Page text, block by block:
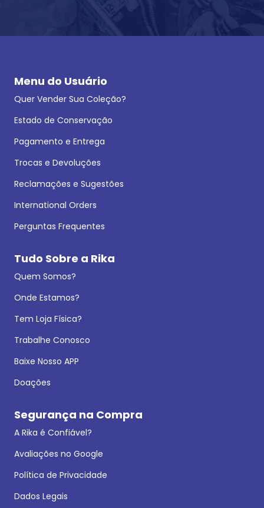
Menu do Usuário
Quer Vender Sua Coleção?
Estado de Conservação
Pagamento e Entrega
Trocas e Devoluções
Reclamações e Sugestões
International Orders
Perguntas Frequentes
Tudo Sobre a Rika
Quem Somos?
Onde Estamos?
Tem Loja Física?
Trabalhe Conosco
Baixe Nosso APP
Doações
Segurança na Compra
A Rika é Confiável?
Avaliações no Google
Política de Privacidade
Dados Legais